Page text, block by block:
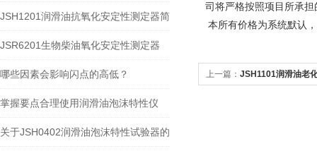
的介绍
JSH1201润滑油抗氧化安定性测定器简
介
JSR6201生物柴油氧化安定性测定器
哪些因素会影响闪点的高低？
掌握要点合理使用润滑油泡沫特性仪
关于JSH0402润滑油泡沫特性试验器的
司将严格按照项目所承
本所有价格为系统默认
上一篇： JSH1101润滑油老